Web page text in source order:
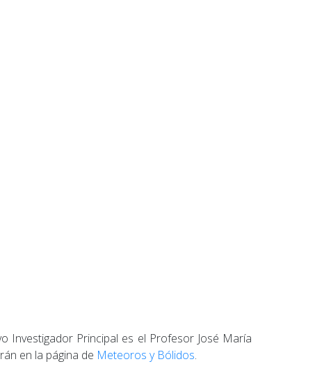
Investigador Principal es el Profesor José María
en la página de Meteoros y Bólidos.